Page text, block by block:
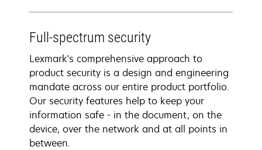
Full-spectrum security
Lexmark's comprehensive approach to
product security is a design and engineering
mandate across our entire product portfolio.
Our security features help to keep your
information safe - in the document, on the
device, over the network and at all points in
between.